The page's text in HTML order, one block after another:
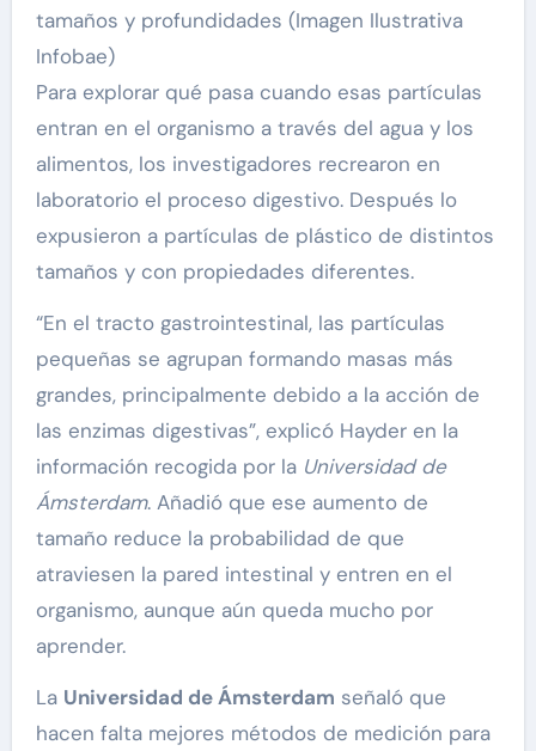
tamaños y profundidades (Imagen Ilustrativa
Infobae)
Para explorar qué pasa cuando esas partículas
entran en el organismo a través del agua y los
alimentos, los investigadores recrearon en
laboratorio el proceso digestivo. Después lo
expusieron a partículas de plástico de distintos
tamaños y con propiedades diferentes.
“En el tracto gastrointestinal, las partículas
pequeñas se agrupan formando masas más
grandes, principalmente debido a la acción de
las enzimas digestivas”, explicó Hayder en la
información recogida por la Universidad de
Ámsterdam. Añadió que ese aumento de
tamaño reduce la probabilidad de que
atraviesen la pared intestinal y entren en el
organismo, aunque aún queda mucho por
aprender.
La Universidad de Ámsterdam señaló que
hacen falta mejores métodos de medición para